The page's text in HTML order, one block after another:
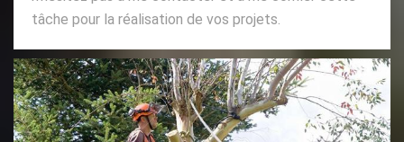
tâche pour la réalisation de vos projets.